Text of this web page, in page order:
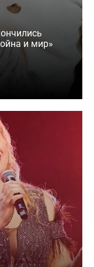
и мир»